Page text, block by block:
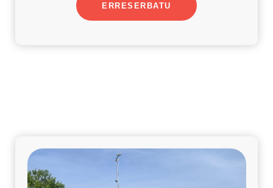
ERRESERBATU